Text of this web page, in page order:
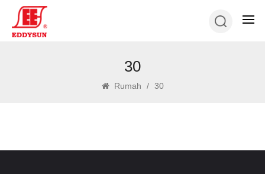
30
Rumah / 30